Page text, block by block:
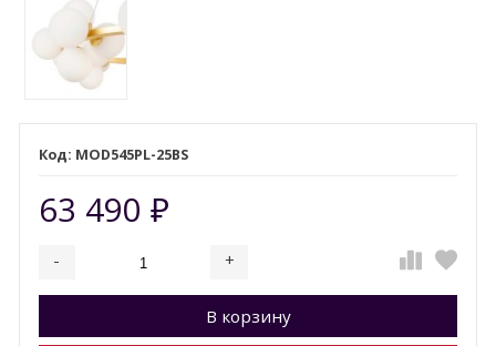
MOD545PL-25BS
63 490 ₽
- +
Добавляется...
В корзину
Добавлен